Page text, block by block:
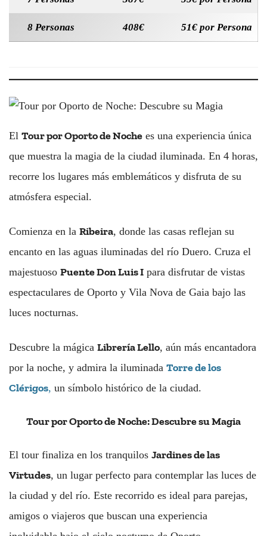
8 Personas 408€ 51€ por Persona
El Tour por Oporto de Noche es una experiencia única
que muestra la magia de la ciudad iluminada. En 4 horas,
recorre los lugares más emblemáticos y disfruta de su
atmósfera especial.
Comienza en la Ribeira, donde las casas reflejan su
encanto en las aguas iluminadas del río Duero. Cruza el
majestuoso Puente Don Luis I para disfrutar de vistas
espectaculares de Oporto y Vila Nova de Gaia bajo las
luces nocturnas.
Descubre la mágica Librería Lello, aún más encantadora
por la noche, y admira la iluminada Torre de los
Clérigos, un símbolo histórico de la ciudad.
Tour por Oporto de Noche: Descubre su Magia
El tour finaliza en los tranquilos Jardines de las
Virtudes, un lugar perfecto para contemplar las luces de
la ciudad y del río. Este recorrido es ideal para parejas,
amigos o viajeros que buscan una experiencia